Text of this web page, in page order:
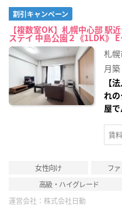
割引キャンペーン
【複数室OK】札幌中心部 駅
ステイ 中島公園２《1LDK》
札
月築
【
れ
屋
賃料
女性向け フ
高級・ハイグレード
運営会社： 株式会社日動